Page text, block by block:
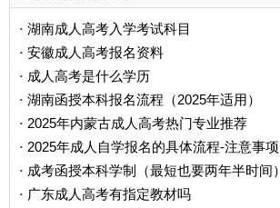
· 湖南成人高考入学考试科目
· 安徽成人高考报名资料
· 成人高考是什么学历
· ‌湖南函授本科报名流程（2025年适用）‌
· 2025年内蒙古成人高考热门专业推荐
· 2025年成人自学报名的具体流程-注意事项
· 成考函授本科学制（最短也要两年半时间）
· 广东成人高考有指定教材吗